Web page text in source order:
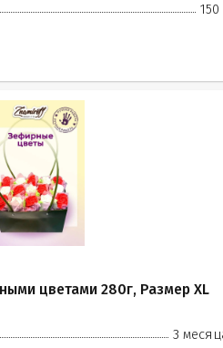
150
цветами 280г, Размер XL
3